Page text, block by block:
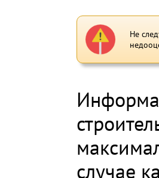
Не
случае